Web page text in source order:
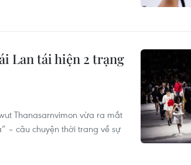
Lan tái hiện 2 trạng
Thanasarnvimon vừa ra mắt
– câu chuyện thời trang về sự